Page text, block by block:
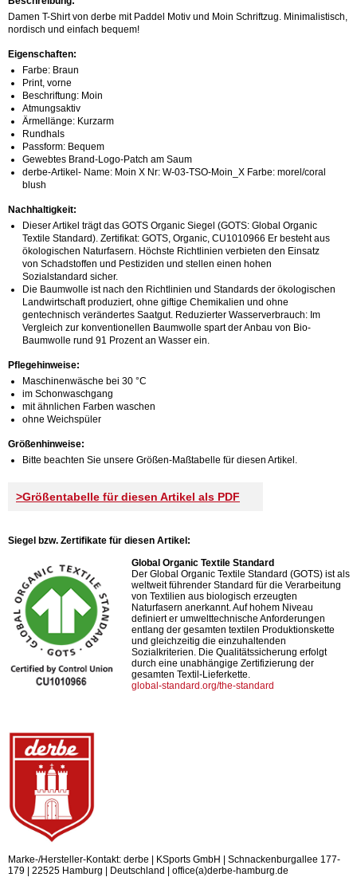
Damen T-Shirt von derbe mit Paddel Motiv und Moin Schriftzug. Minimalistisch,
nordisch und einfach bequem!
Eigenschaften:
Farbe: Braun
Print, vorne
Beschriftung: Moin
Atmungsaktiv
Ärmellänge: Kurzarm
Rundhals
Passform: Bequem
Gewebtes Brand-Logo-Patch am Saum
derbe-Artikel- Name: Moin X Nr: W-03-TSO-Moin_X Farbe: morel/coral
blush
Nachhaltigkeit:
Dieser Artikel trägt das GOTS Organic Siegel (GOTS: Global Organic
Textile Standard). Zertifikat: GOTS, Organic, CU1010966 Er besteht aus
ökologischen Naturfasern. Höchste Richtlinien verbieten den Einsatz
von Schadstoffen und Pestiziden und stellen einen hohen
Sozialstandard sicher.
Die Baumwolle ist nach den Richtlinien und Standards der ökologischen
Landwirtschaft produziert, ohne giftige Chemikalien und ohne
gentechnisch verändertes Saatgut. Reduzierter Wasserverbrauch: Im
Vergleich zur konventionellen Baumwolle spart der Anbau von Bio-
Baumwolle rund 91 Prozent an Wasser ein.
Pflegehinweise:
Maschinenwäsche bei 30 °C
im Schonwaschgang
mit ähnlichen Farben waschen
ohne Weichspüler
Größenhinweise:
Bitte beachten Sie unsere Größen-Maßtabelle für diesen Artikel.
>Größentabelle für diesen Artikel als PDF
Siegel bzw. Zertifikate für diesen Artikel:
Global Organic Textile Standard
Der Global Organic Textile Standard (GOTS) ist als
weltweit führender Standard für die Verarbeitung
von Textilien aus biologisch erzeugten
Naturfasern anerkannt. Auf hohem Niveau
definiert er umwelttechnische Anforderungen
entlang der gesamten textilen Produktionskette
und gleichzeitig die einzuhaltenden
Sozialkriterien. Die Qualitätssicherung erfolgt
durch eine unabhängige Zertifizierung der
gesamten Textil-Lieferkette.
global-standard.org/the-standard
Marke-/Hersteller-Kontakt: derbe | KSports GmbH | Schnackenburgallee 177-
179 | 22525 Hamburg | Deutschland | office(a)derbe-hamburg.de